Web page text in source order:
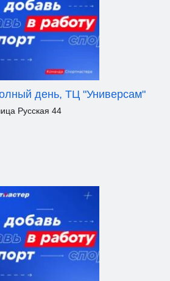
день, ТЦ "Универсам"
Русская 44